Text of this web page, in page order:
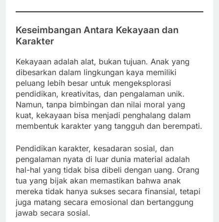
Keseimbangan Antara Kekayaan dan
Karakter
Kekayaan adalah alat, bukan tujuan. Anak yang
dibesarkan dalam lingkungan kaya memiliki
peluang lebih besar untuk mengeksplorasi
pendidikan, kreativitas, dan pengalaman unik.
Namun, tanpa bimbingan dan nilai moral yang
kuat, kekayaan bisa menjadi penghalang dalam
membentuk karakter yang tangguh dan berempati.
Pendidikan karakter, kesadaran sosial, dan
pengalaman nyata di luar dunia material adalah
hal-hal yang tidak bisa dibeli dengan uang. Orang
tua yang bijak akan memastikan bahwa anak
mereka tidak hanya sukses secara finansial, tetapi
juga matang secara emosional dan bertanggung
jawab secara sosial.